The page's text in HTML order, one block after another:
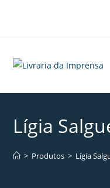
Lígia
> Produtos > Lígia